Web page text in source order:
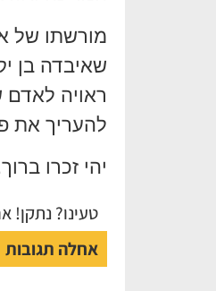
מורשתו של
שאיבדה בן
ראויה לאדם
להעריך את
יהי זכרו
טעינו? נתקן!
אחלה תגובות